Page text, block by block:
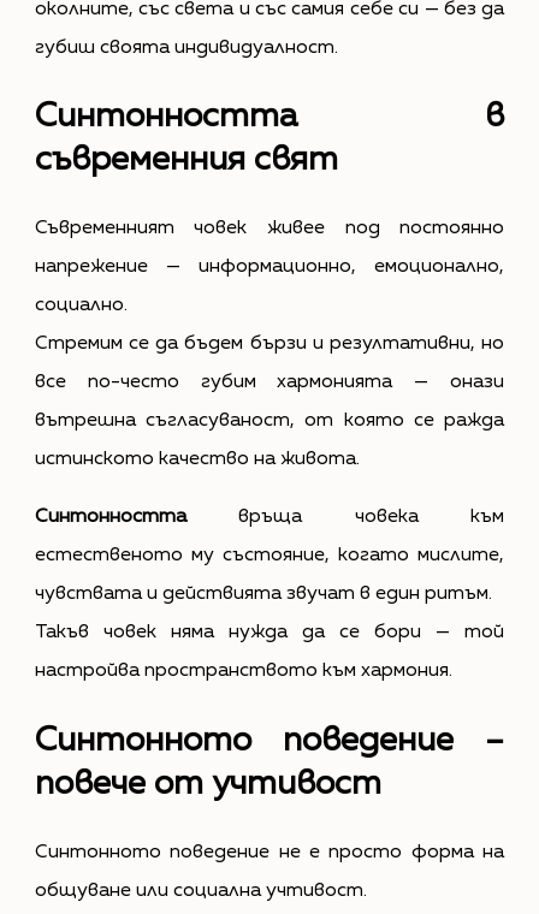
околните, със света и със самия себе си — без да
губиш своята индивидуалност.
Синтонността в
съвременния свят
Съвременният човек живее под постоянно
напрежение — информационно, емоционално,
социално.
Стремим се да бъдем бързи и резултативни, но
все по-често губим хармонията — онази
вътрешна съгласуваност, от която се ражда
истинското качество на живота.
Синтонносттавръща човека към
естественото му състояние, когато мислите,
чувствата и действията звучат в един ритъм.
Такъв човек няма нужда да се бори — той
настройва пространството към хармония.
Синтонното поведение –
повече от учтивост
Синтонното поведение не е просто форма на
общуване или социална учтивост.